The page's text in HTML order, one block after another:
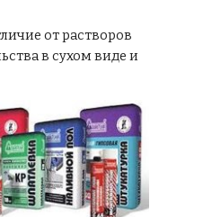
от растворов
в сухом виде и